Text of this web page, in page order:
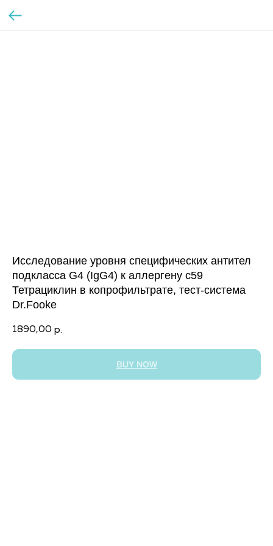
Исследование уровня специфических антител
подкласса G4 (IgG4) к аллергену с59
Тетрациклин в копрофильтрате, тест-система
Dr.Fooke
1890,00 р.
BUY NOW